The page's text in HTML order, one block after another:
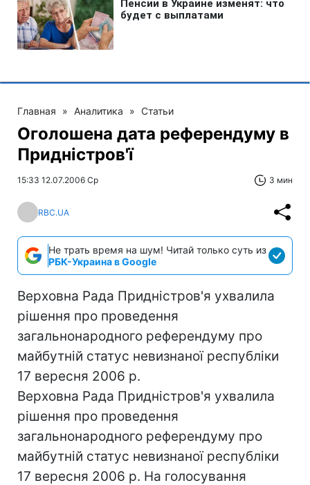
Главная » Аналитика » Статьи
Оголошена дата референдуму в
Придністров'ї
15:33 12.07.2006 Ср 3 мин
RBC.UA
Не трать время на шум! Читай только суть из
РБК-Украина в Google
Верховна Рада Придністров'я ухвалила
рішення про проведення
загальнонародного референдуму про
майбутній статус невизнаної республіки
17 вересня 2006 р.
Верховна Рада Придністров'я ухвалила
рішення про проведення
загальнонародного референдуму про
майбутній статус невизнаної республіки
17 вересня 2006 р. На голосування